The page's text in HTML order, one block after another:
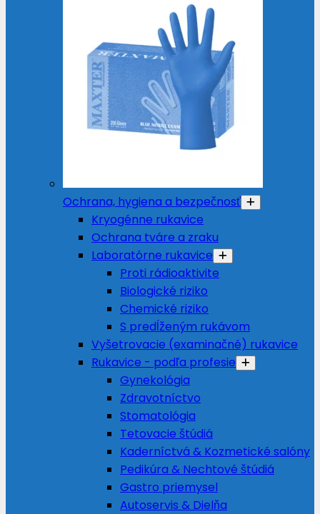
Ochrana, hygiena a bezpečnosť
Kryogénne rukavice
Ochrana tváre a zraku
Laboratórne rukavice
Proti rádioaktivite
Biologické riziko
Chemické riziko
S predĺženým rukávom
Vyšetrovacie (examinačné) rukavice
Rukavice - podľa profesie
Gynekológia
Zdravotníctvo
Stomatológia
Tetovacie štúdiá
Kaderníctvá & Kozmetické salóny
Pedikúra & Nechtové štúdiá
Gastro priemysel
Autoservis & Dielňa